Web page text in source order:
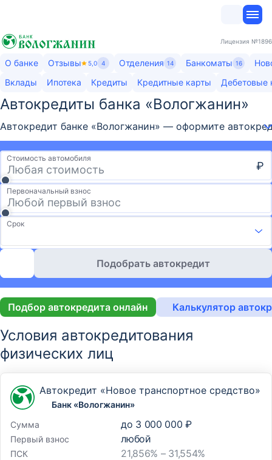
Лицензия №1896
О банке Отзывы 5,0 4 Отделения 14 Банкоматы 16
Вклады
Ипотека Кредиты Кредитные карты Дебетовые
Автокредиты банка «Вологжанин»​
Автокредит банке «Вологжанин» — оформите
Стоимость автомобиля
₽
Первоначальный взнос
Срок
Подобрать автокредит
Подбор автокредита онлайн Калькулятор
Условия автокредитования
физических лиц
Автокредит «Новое транспортное средство»
Банк «Вологжанин»
Сумма
до 3 000 000 ₽
Первый взнос любой
ПСК 21,856% – 31,554%